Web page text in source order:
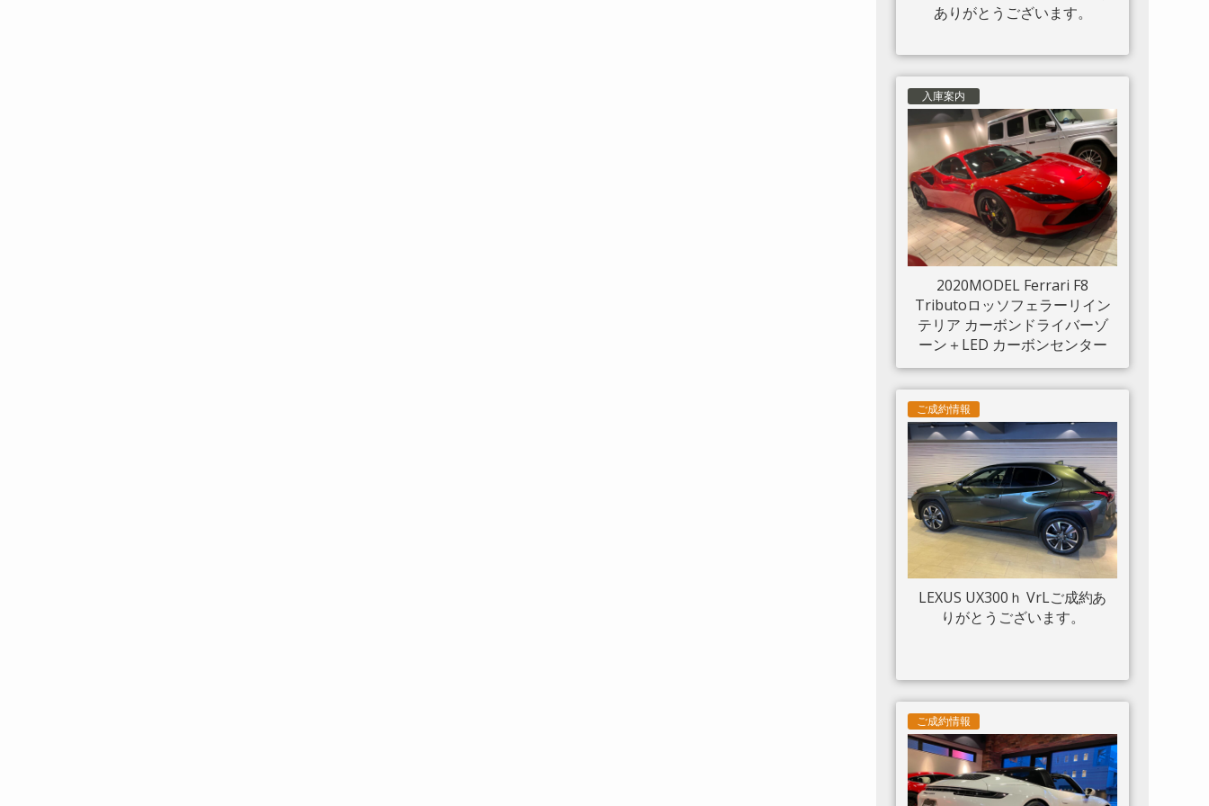
ありがとうございます。
入庫案内
2020MODEL Ferrari F8
Tributoロッソフェラーリイン
テリア カーボンドライバーゾ
ーン＋LED カーボンセンター
ブリッジ カーボンインナード
アハンドル カーボンリアブー
ツトリム フロントリフト カー
ボンサイドエアスプリッター
カーボンエンジンルーム パッ
センジャーディスプレイ アダ
プティブヘッドライトシステ
ム 入庫しました。
ご成約情報
LEXUS UX300ｈ VrLご成約あ
りがとうございます。
ご成約情報